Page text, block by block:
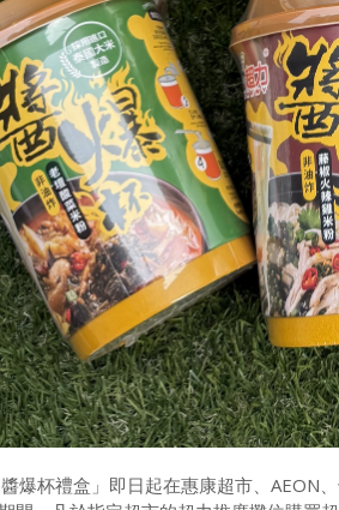
爆杯禮盒」即日起在惠康超市、AEON